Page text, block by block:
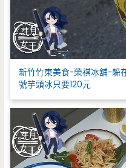
新竹竹東美食-榮祺冰舖-躲
號芋頭冰只要120元